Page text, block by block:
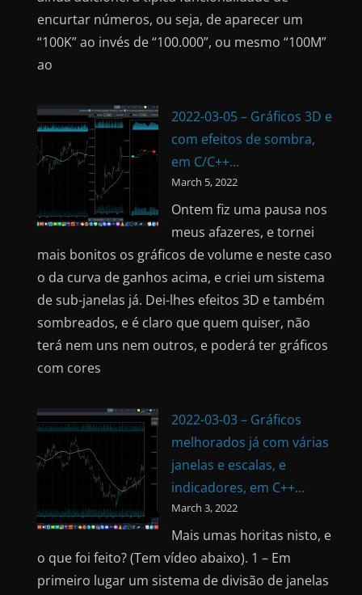
encurtar números, ou seja, de aparecer um
“100K” ao invés de “100.000”, ou mesmo “100M”
ao
2022-03-05 – Gráficos 3D e
com efeitos de sombra,
em C/C++…
March 5, 2022
Ontem fiz uma pausa nos
meus afazeres, e tornei
mais bonitos os gráficos de volume e neste caso
o da curva de ganhos acima, e criei um sistema
de sub-janelas já. Dei-lhes efeitos 3D e também
sombreados, e é claro que quem quiser, não
terá nem uns nem outros, e poderá ter gráficos
com cores
2022-03-03 – Gráficos
melhorados já com várias
janelas e escalas, e
indicadores, em C++…
March 3, 2022
Mais umas horitas nisto, e
o que foi feito? (Tem vídeo abaixo). 1 – Em
primeiro lugar um sistema de divisão de janelas